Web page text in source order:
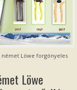
német Löwe forgónyeles
Löwe